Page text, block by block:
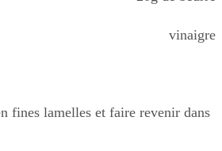
vinaigre
fines lamelles et faire revenir dans